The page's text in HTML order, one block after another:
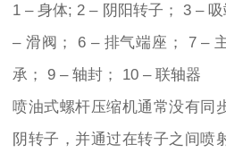
1 – 身体; 2 – 阴阳转子； 3 –
– 滑阀； 6 – 排气端座； 7 –
承； 9 – 轴封； 10 – 联轴器
喷油式螺杆压缩机通常没有同
阴转子，并通过在转子之间喷